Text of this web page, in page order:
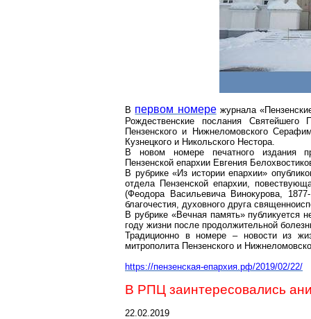
В первом номережурнала
Рождественские послания
Пензенского и
Нижнеломовского
Кузнецкого и Никольского Нестора.
В новом номере печатного издания
Пензенской епархии Евгения
В рубрике «Из истории епархии»
отдела Пензенской епархии,
(Феодора Васильевича Винокурова,
благочестия, духовного друга
В рубрике «Вечная память» публикуется
году жизни после продолжительной
Традиционно в номере – новости из
митрополита Пензенского и
https://пензенская-епархия.рф/2019/02/22/
В РПЦ заинтересовались
22.02.2019